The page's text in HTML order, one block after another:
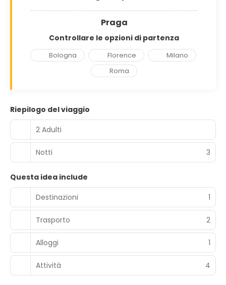
Praga
Controllare le opzioni di partenza
Bologna Florence
Milano
Roma
Riepilogo del viaggio
2 Adulti
Notti 3
Questa idea include
Destinazioni
1
Trasporto 2
Alloggi 1
Attività 4